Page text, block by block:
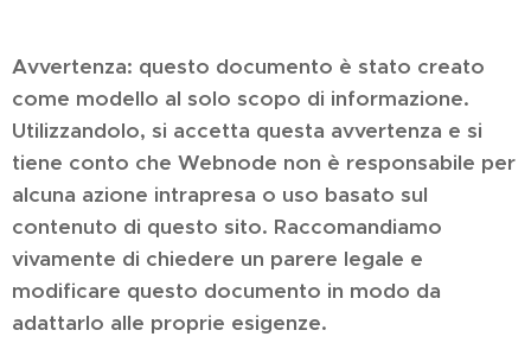
Avvertenza: questo documento è stato creato
come modello al solo scopo di informazione.
Utilizzandolo, si accetta questa avvertenza e si
tiene conto che Webnode non è responsabile per
alcuna azione intrapresa o uso basato sul
contenuto di questo sito. Raccomandiamo
vivamente di chiedere un parere legale e
modificare questo documento in modo da
adattarlo alle proprie esigenze.